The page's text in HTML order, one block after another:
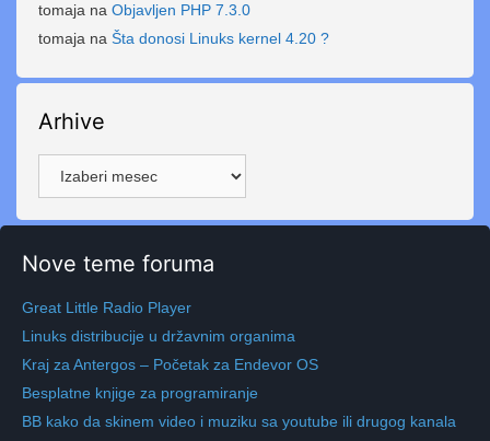
tomaja na Objavljen PHP 7.3.0
tomaja na Šta donosi Linuks kernel 4.20 ?
Arhive
Nove teme foruma
Great Little Radio Player
Linuks distribucije u državnim organima
Kraj za Antergos – Početak za Endevor OS
Besplatne knjige za programiranje
BB kako da skinem video i muziku sa youtube ili drugog kanala